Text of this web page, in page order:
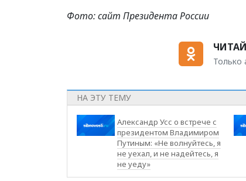
Фото: сайт Президента России
Только
НА ЭТУ ТЕМУ
Александр Усс о встрече с
президентом Владимиром
Путиным: «Не волнуйтесь, я
не уехал, и не надейтесь, я
не уеду»